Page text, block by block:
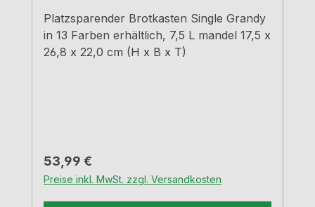
Platzsparender Brotkasten Single Grandy
in 13 Farben erhältlich, 7,5 L mandel 17,5 x
26,8 x 22,0 cm (H x B x T)
Regulärer Preis:
53,99 €
Preise inkl. MwSt. zzgl. Versandkosten